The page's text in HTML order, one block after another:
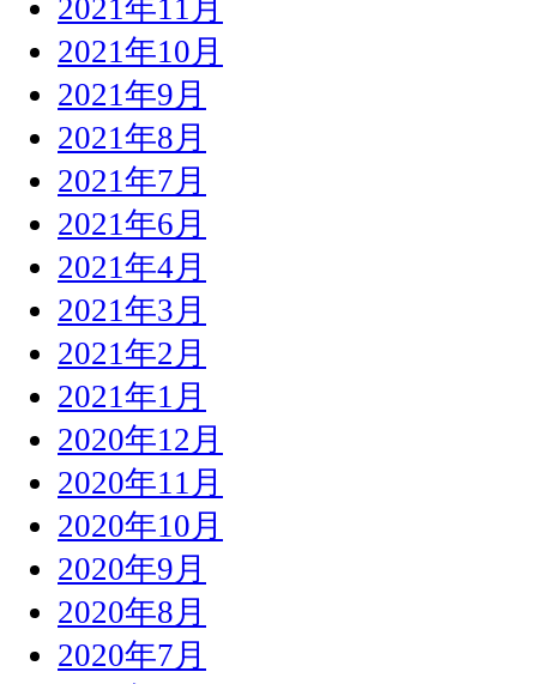
2021年11月
2021年10月
2021年9月
2021年8月
2021年7月
2021年6月
2021年4月
2021年3月
2021年2月
2021年1月
2020年12月
2020年11月
2020年10月
2020年9月
2020年8月
2020年7月